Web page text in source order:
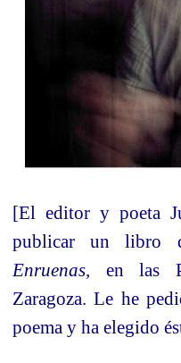
[El editor y poeta
publicar un libro
Enruenas, en las
Zaragoza. Le he
poema y ha elegido